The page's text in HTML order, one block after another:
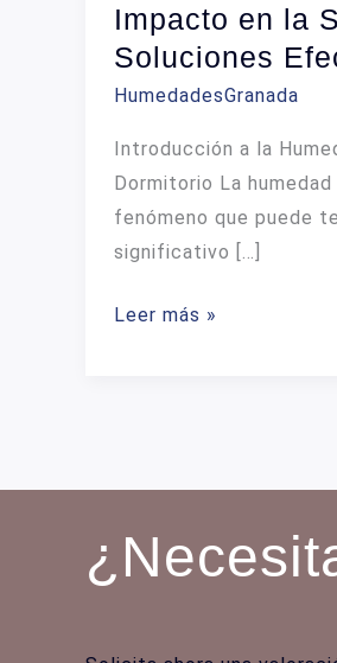
Impacto en la
Soluciones
HumedadesGranada
Introducción a la
Dormitorio La
fenómeno que puede
significativo […]
La
de
Dormitorio:
Impacto
la
Leer más »